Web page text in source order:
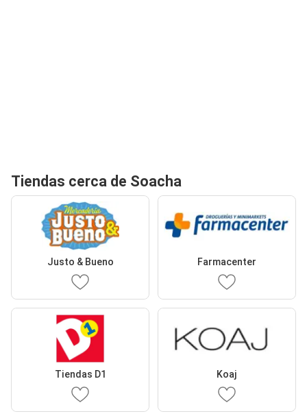
Tiendas cerca de Soacha
Justo & Bueno Farmacenter
Tiendas D1 Koaj